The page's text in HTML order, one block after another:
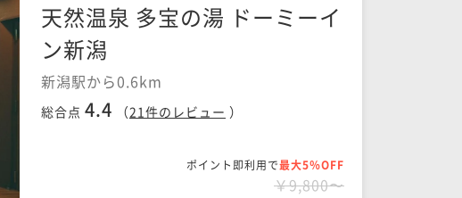
天然温泉 多宝の湯 ドーミーイ
ン新潟
新潟駅から0.6km
総合点 4.4 （21件のレビュー ）
ポイント即利用で最大5％OFF
￥9,800〜